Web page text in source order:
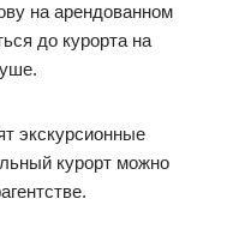
на арендованном
до курорта на
экскурсионные
курорт можно